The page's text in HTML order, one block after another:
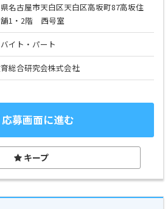
名古屋市天白区天白区高坂町87高坂住
1・2階 西号室
イト・パート
総合研究会株式会社
応募画面に進む
キープ